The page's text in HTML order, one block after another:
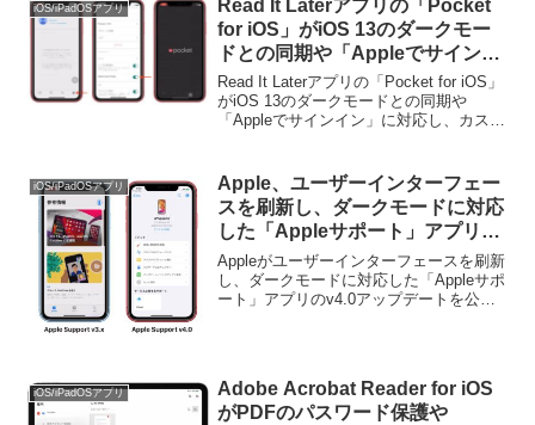
iOS/iPadOSアプリ
Read It Laterアプリの「Pocket
for iOS」がiOS 13のダークモー
ドとの同期や「Appleでサインイ
ン」に対応し、カスタムビルドの
Evernote共有拡張機能を廃止。
Read It Laterアプリの「Pocket for iOS」
がiOS 13のダークモードとの同期や
「Appleでサインイン」に対応し、カスタ
iOS/iPadOSアプリ
Apple、ユーザーインターフェー
スを刷新し、ダークモードに対応
した「Appleサポート」アプリの
v4.0アップデートを公開。
Appleがユーザーインターフェースを刷新
し、ダークモードに対応した「Appleサポ
ート」アプリのv4.0アップデートを公開
iOS/iPadOSアプリ
Adobe Acrobat Reader for iOS
がPDFのパスワード保護や